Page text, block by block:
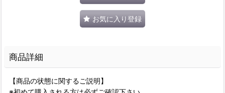
お気に入り登録
商品詳細
【商品の状態に関するご説明】